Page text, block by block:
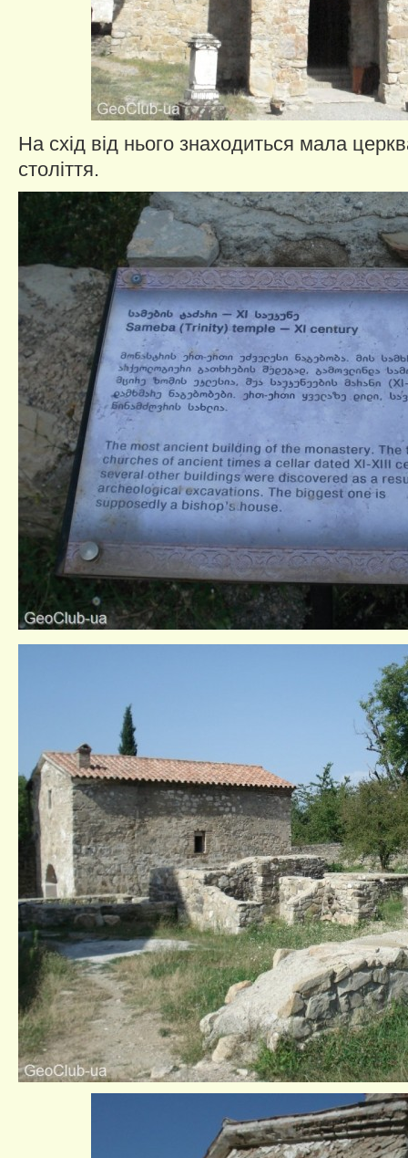
На схід від нього знаходиться мала
століття.